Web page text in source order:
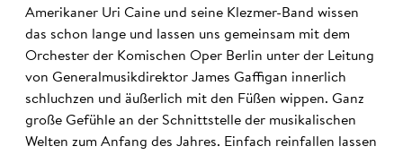
Amerikaner Uri Caine und seine Klezmer-Band wissen
das schon lange und lassen uns gemeinsam mit dem
Orchester der Komischen Oper Berlin unter der Leitung
von Generalmusikdirektor James Gaffigan innerlich
schluchzen und äußerlich mit den Füßen wippen. Ganz
große Gefühle an der Schnittstelle der musikalischen
Welten zum Anfang des Jahres. Einfach reinfallen lassen